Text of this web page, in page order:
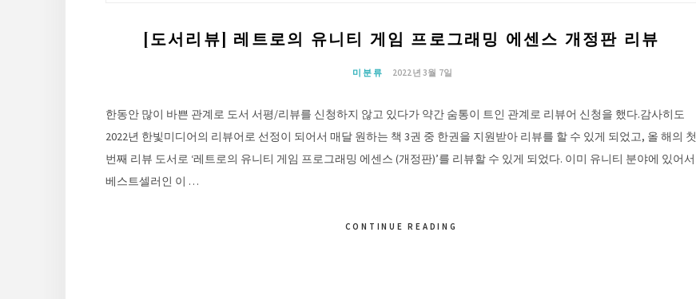
[도서리뷰] 레트로의 유니티 게임 프로그래밍 에센스 개정판 리뷰
미분류 2022년 3월 7일
한동안 많이 바쁜 관계로 도서 서평/리뷰를 신청하지 않고 있다가 약간 숨통이 트인 관계로 리뷰어 신청을 했다.감사히도
2022년 한빛미디어의 리뷰어로 선정이 되어서 매달 원하는 책 3권 중 한권을 지원받아 리뷰를 할 수 있게 되었고, 올 해의 첫
번째 리뷰 도서로 ‘레트로의 유니티 게임 프로그래밍 에센스 (개정판)’를 리뷰할 수 있게 되었다. 이미 유니티 분야에 있어서
베스트셀러인 이 …
CONTINUE READING